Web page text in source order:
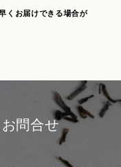
くお届けできる場合が
問合せ